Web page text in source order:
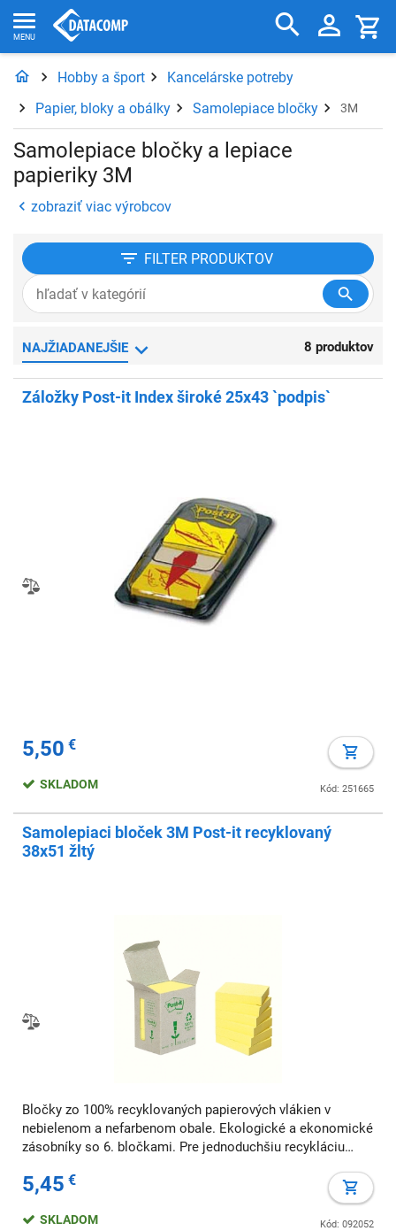
Hobby a šport
Kancelárske potreby
Papier, bloky a obálky
Samolepiace bločky 3M
Samolepiace bločky a lepiace
papieriky 3M
zobraziť viac výrobcov
FILTER PRODUKTOV
NAJŽIADANEJŠIE 8 produktov
Záložky Post-it Index široké 25x43 `podpis`
5,50 €
Kód: 251665
SKLADOM
Samolepiaci bloček 3M Post-it recyklovaný
38x51 žltý
Bločky zo 100% recyklovaných papierových vlákien v
nebielenom a nefarbenom obale. Ekologické a ekonomické
zásobníky so 6. bločkami. Pre jednoduchšiu recykláciu
38x51 mm Počet lístkov: 6x100
5,45 €
Kód: 092052
SKLADOM